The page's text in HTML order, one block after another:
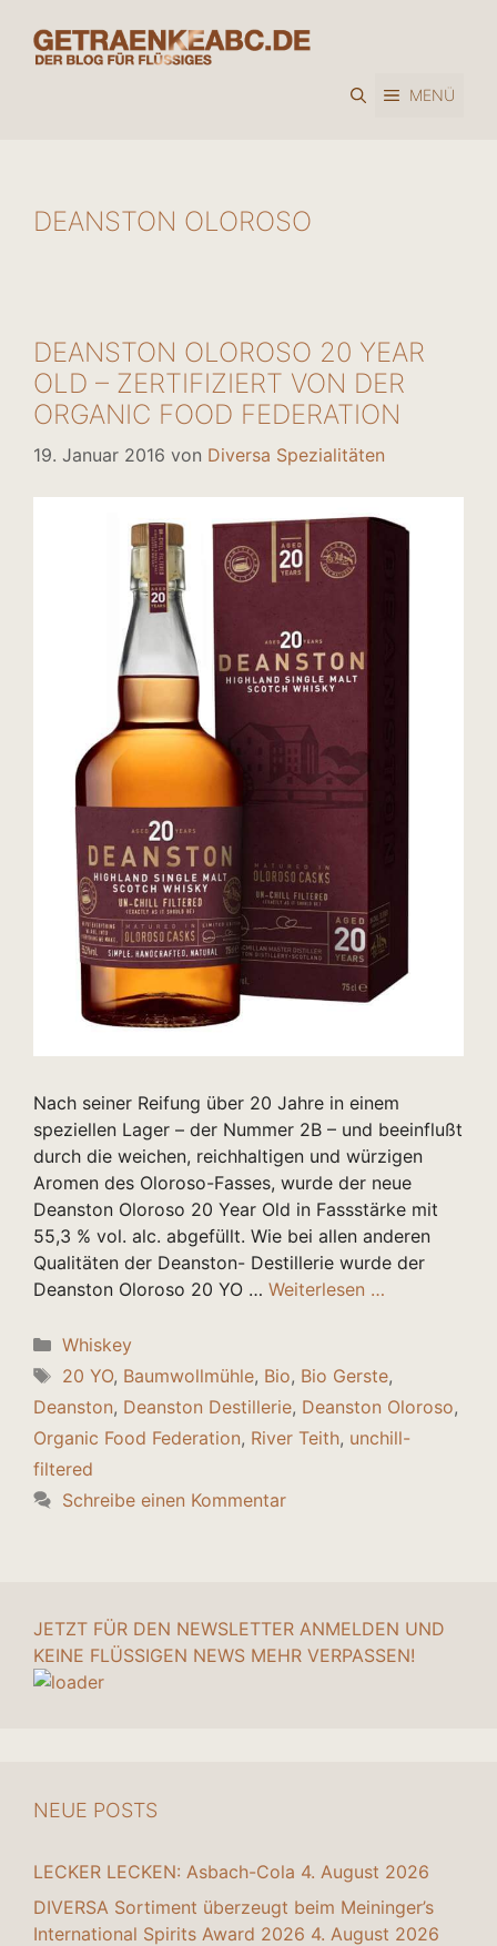
Inhalt
springen
MENÜ
DEANSTON OLOROSO
DEANSTON OLOROSO 20 YEAR
OLD – ZERTIFIZIERT VON DER
ORGANIC FOOD FEDERATION
19. Januar 2016 von Diversa Spezialitäten
Nach seiner Reifung über 20 Jahre in einem
speziellen Lager – der Nummer 2B – und beeinflußt
durch die weichen, reichhaltigen und würzigen
Aromen des Oloroso-Fasses, wurde der neue
Deanston Oloroso 20 Year Old in Fassstärke mit
55,3 % vol. alc. abgefüllt. Wie bei allen anderen
Qualitäten der Deanston- Destillerie wurde der
Deanston Oloroso 20 YO … Weiterlesen …
Kategorien
Whiskey
Schlagwörter
20 YO, Baumwollmühle, Bio, Bio Gerste,
Deanston, Deanston Destillerie, Deanston Oloroso,
Organic Food Federation, River Teith, unchill-
filtered
Schreibe einen Kommentar
JETZT FÜR DEN NEWSLETTER ANMELDEN UND
KEINE FLÜSSIGEN NEWS MEHR VERPASSEN!
NEUE POSTS
LECKER LECKEN: Asbach-Cola 4. August 2026
DIVERSA Sortiment überzeugt beim Meininger’s
International Spirits Award 2026 4. August 2026